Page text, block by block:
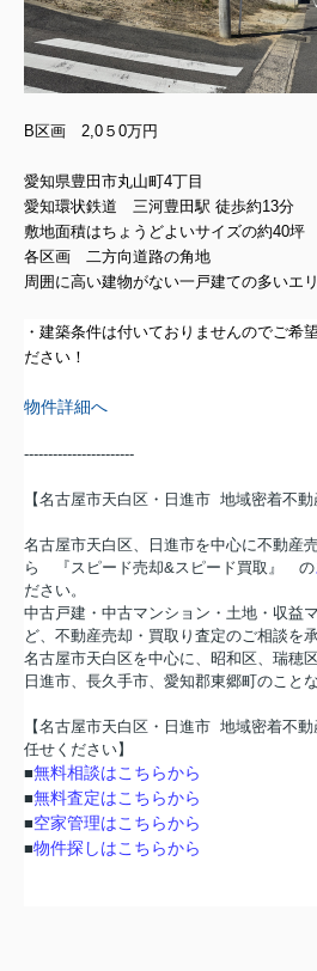
B区画 2,0５0万円
愛知県豊田市丸山町4丁目
愛知環状鉄道 三河豊田駅 徒歩約13分
敷地面積はちょうどよいサイズの約40坪
各区画 二方向道路の角地
周囲に高い建物がない一戸建ての多いエ
・建築条件は付いておりませんのでご希
ださい！
物件詳細へ
-----------------------
【名古屋市天白区・日進市 地域密着不
名古屋市天白区、日進市を中心に不動産
ら 『スピード売却&スピード買取』 の
ださい。
中古戸建・中古マンション・土地・収益
ど、不動産売却・買取り査定のご相談を
名古屋市天白区を中心に、昭和区、瑞穂
日進市、長久手市、愛知郡東郷町のこと
【名古屋市天白区・日進市 地域密着不
任せください】
■無料相談はこちらから
■無料査定はこちらから
■空家管理はこちらから
■物件探しはこちらから